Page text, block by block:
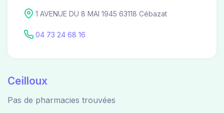
1 AVENUE DU 8 MAI 1945 63118 Cébazat
04 73 24 68 16
Ceilloux
Pas de pharmacies trouvées